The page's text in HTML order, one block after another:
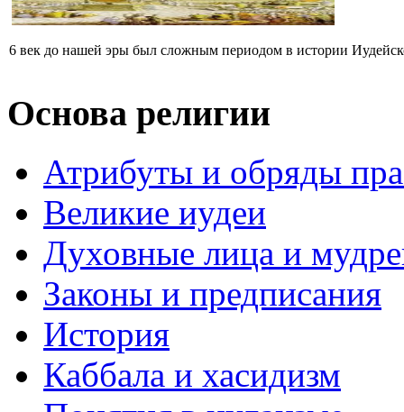
6 век до нашей эры был сложным периодом в истории
Основа религии
Атрибуты и обряды
Великие иудеи
Духовные лица и
Законы и предписания
История
Каббала и хасидизм